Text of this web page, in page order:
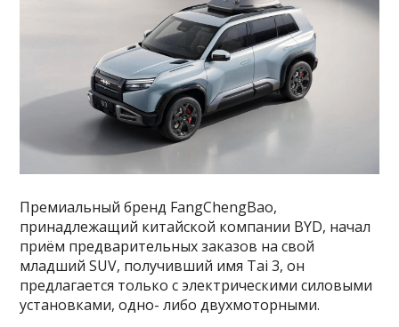
Премиальный бренд FangChengBao,
принадлежащий китайской компании BYD, начал
приём предварительных заказов на свой
младший SUV, получивший имя Tai 3, он
предлагается только с электрическими силовыми
установками, одно- либо двухмоторными.